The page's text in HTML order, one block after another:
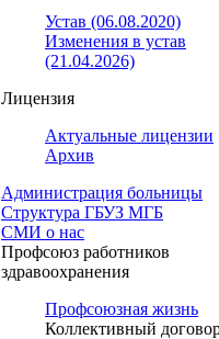
Устав (06.08.2020)
Изменения в устав
(21.04.2026)
Лицензия
Актуальные лицензии
Архив
Администрация больницы
Структура ГБУЗ МГБ
СМИ о нас
Профсоюз работников
здравоохранения
Профсоюзная жизнь
Коллективный